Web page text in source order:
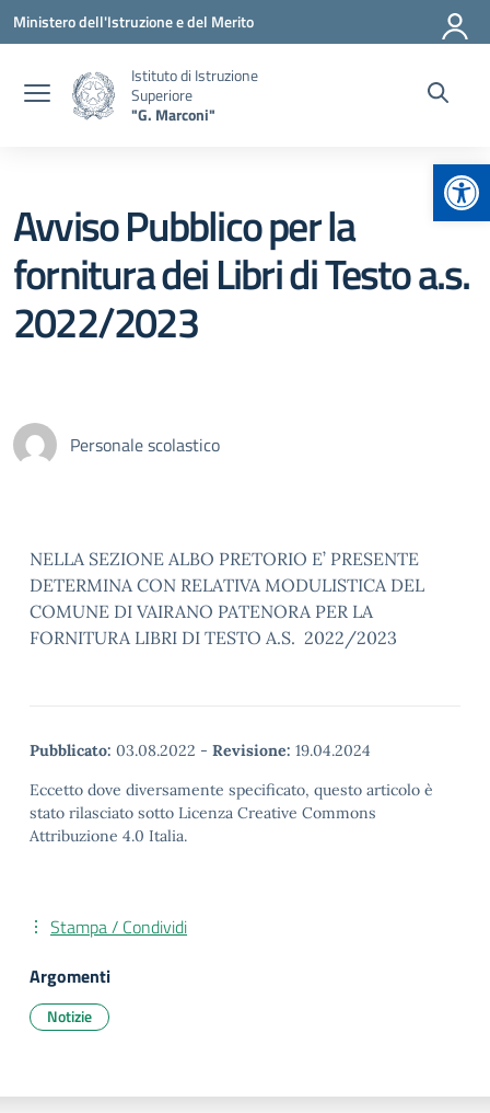
Vai ai contenuti
Vai al menu di navigazione
Vai al footer
Ministero dell'Istruzione e del Merito
Istituto di Istruzione
Superiore
"G. Marconi"
Avviso Pubblico per la
fornitura dei Libri di Testo a.s.
2022/2023
Personale scolastico
NELLA SEZIONE ALBO PRETORIO E’ PRESENTE
DETERMINA CON RELATIVA MODULISTICA DEL
COMUNE DI VAIRANO PATENORA PER LA
FORNITURA LIBRI DI TESTO A.S. 2022/2023
Pubblicato: 03.08.2022 - Revisione: 19.04.2024
Eccetto dove diversamente specificato, questo articolo è
stato rilasciato sotto Licenza Creative Commons
Attribuzione 4.0 Italia.
Stampa / Condividi
Argomenti
Notizie